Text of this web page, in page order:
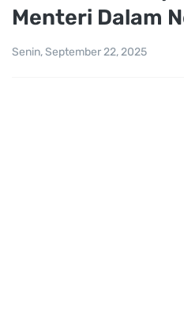
Menteri Dalam
Senin, September 22, 2025